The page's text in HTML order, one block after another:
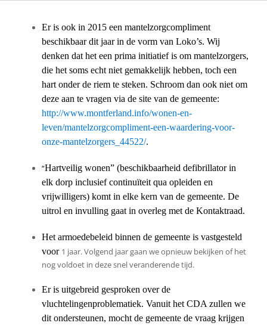
Er is ook in 2015 een mantelzorgcompliment
beschikbaar dit jaar in de vorm van Loko’s. Wij
denken dat het een prima initiatief is om mantelzorgers,
die het soms echt niet gemakkelijk hebben, toch een
hart onder de riem te steken. Schroom dan ook niet om
deze aan te vragen via de site van de gemeente:
http://www.montferland.info/wonen-en-
leven/mantelzorgcompliment-een-waardering-voor-
onze-mantelzorgers_44522/.
“Hartveilig wonen” (beschikbaarheid defibrillator in
elk dorp inclusief continuïteit qua opleiden en
vrijwilligers) komt in elke kern van de gemeente. De
uitrol en invulling gaat in overleg met de Kontaktraad.
Het armoedebeleid binnen de gemeente is vastgesteld
voor 1 jaar. Volgend jaar gaan we opnieuw bekijken of het
nog voldoet in deze snel veranderende tijd.
Er is uitgebreid gesproken over de
vluchtelingenproblematiek. Vanuit het CDA zullen we
dit ondersteunen, mocht de gemeente de vraag krijgen